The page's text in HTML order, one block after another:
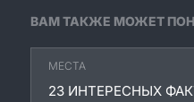
ВАМ ТАКЖЕ МОЖЕТ
МЕСТА
23 ИНТЕРЕСНЫХ